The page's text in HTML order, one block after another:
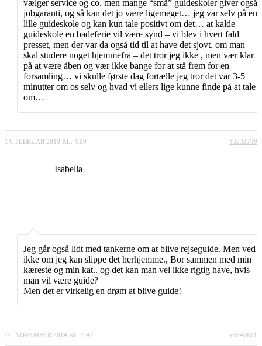
vælger service og co. men mange “små” guideskoler giver også
jobgaranti, og så kan det jo være ligemeget… jeg var selv på en
lille guideskole og kan kun tale positivt om det… at kalde
guideskole en badeferie vil være synd – vi blev i hvert fald
presset, men der var da også tid til at have det sjovt. om man
skal studere noget hjemmefra – det tror jeg ikke , men vær klar
på at være åben og vær ikke bange for at stå frem for en
forsamling… vi skulle første dag fortælle jeg tror det var 3-5
minutter om os selv og hvad vi ellers lige kunne finde på at tale
om…
14. FEBRUAR 2010 KL. 4:00 #3532789
Isabella
Jeg går også lidt med tankerne om at blive rejseguide. Men ved
ikke om jeg kan slippe det herhjemme., Bor sammen med min
kæreste og min kat.. og det kan man vel ikke rigtig have, hvis
man vil være guide?
Men det er virkelig en drøm at blive guide!
10. NOVEMBER 2014 KL. 9:42 #3547671